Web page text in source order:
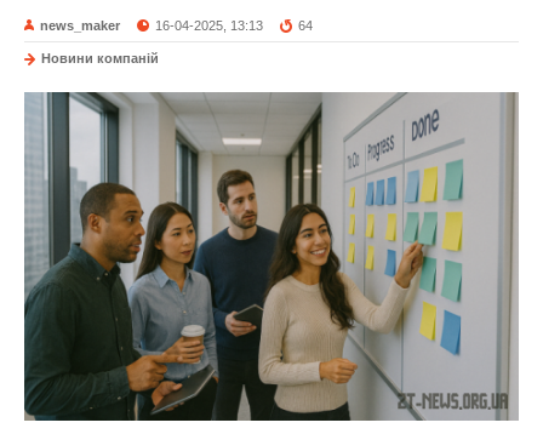
news_maker 16-04-2025, 13:13 64
Новини компаній